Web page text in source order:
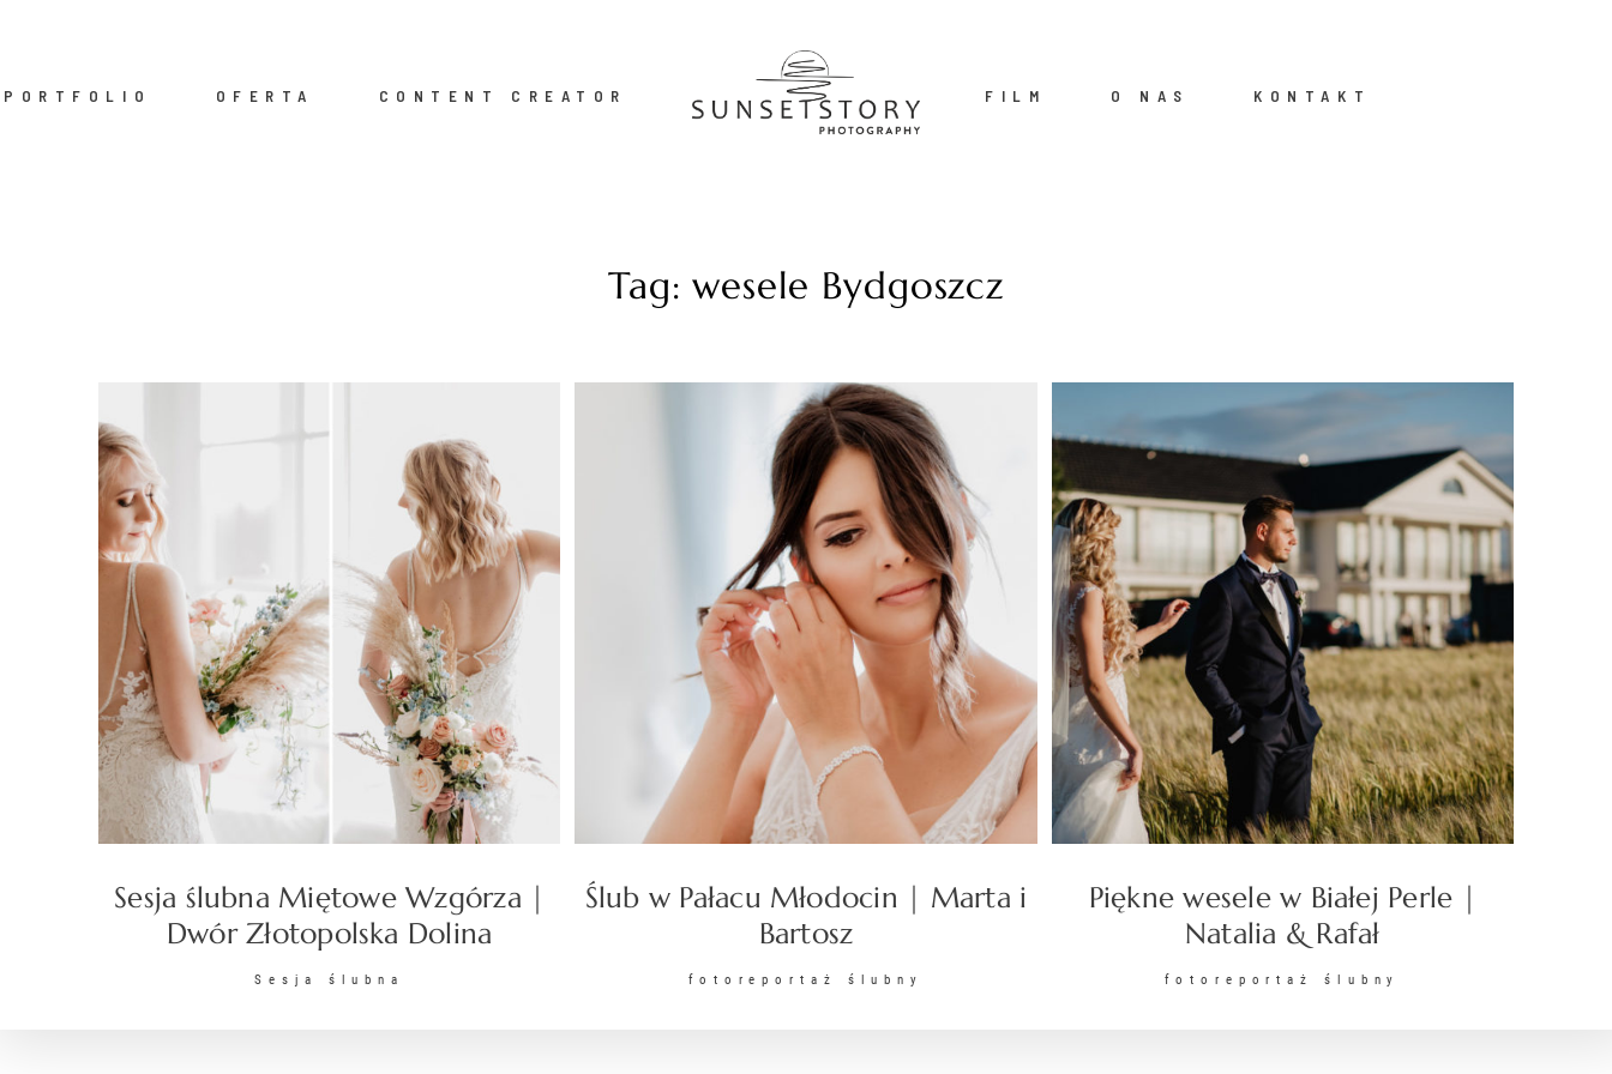
PORTFOLIO OFERTA CONTENT CREATOR FILM O NAS KONTAKT
Tag: wesele Bydgoszcz
Sesja ślubna Miętowe Wzgórza |
Dwór Złotopolska Dolina
Sesja ślubna
Ślub w Pałacu Młodocin | Marta i
Bartosz
fotoreportaż ślubny
Piękne wesele w Białej Perle |
Natalia & Rafał
fotoreportaż ślubny